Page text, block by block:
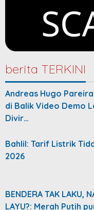
berita TERKINI
Andreas Hugo
di Balik Video Demo
Divir…
Bahlil: Tarif Listrik
2026
BENDERA TAK LAKU,
LAYU?: Merah Putih